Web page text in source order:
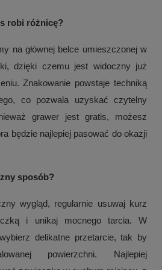
robi różnicę?
na głównej belce umieszczonej w
dzięki czemu jest widoczny już
Znakowanie powstaje techniką
co pozwala uzyskać czytelny
grawer jest gratis, możesz
będzie najlepiej pasować do okazji
sposób?
wygląd, regularnie usuwaj kurz
i unikaj mocnego tarcia. W
delikatne przetarcie, tak by
powierzchni. Najlepiej